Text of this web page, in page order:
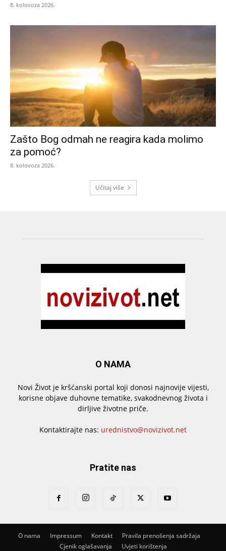
8. kolovoza 2026.
Zašto Bog odmah ne reagira kada molimo
za pomoć?
8. kolovoza 2026.
Učitaj više
O NAMA
Novi Život je kršćanski portal koji donosi najnovije vijesti,
korisne objave duhovne tematike, svakodnevnog života i
dirljive životne priče.
Kontaktirajte nas: urednistvo@novizivot.net
Pratite nas
O nama Impressum Kontakt
Pravila prenošenja sadržaja
Cjenik oglašavanja
Uvjeti korištenja